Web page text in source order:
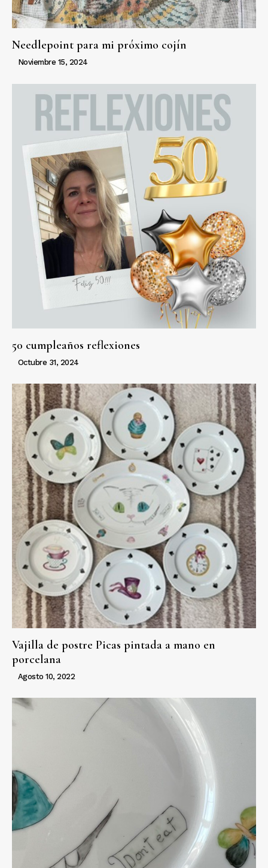
Needlepoint para mi próximo cojín
Noviembre 15, 2024
50 cumpleaños reflexiones
Octubre 31, 2024
Vajilla de postre Picas pintada a mano en
porcelana
Agosto 10, 2022